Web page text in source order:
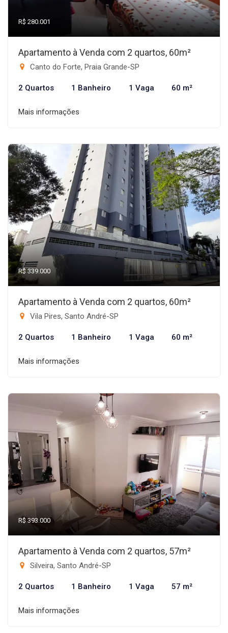
R$ 280.001
Apartamento à Venda com 2 quartos, 60m²
Canto do Forte, Praia Grande-SP
2 Quartos 1 Banheiro 1 Vaga 60 m²
Mais informações
R$ 339.000
Apartamento à Venda com 2 quartos, 60m²
Vila Pires, Santo André-SP
2 Quartos 1 Banheiro 1 Vaga 60 m²
Mais informações
R$ 393.000
Apartamento à Venda com 2 quartos, 57m²
Silveira, Santo André-SP
2 Quartos 1 Banheiro 1 Vaga 57 m²
Mais informações